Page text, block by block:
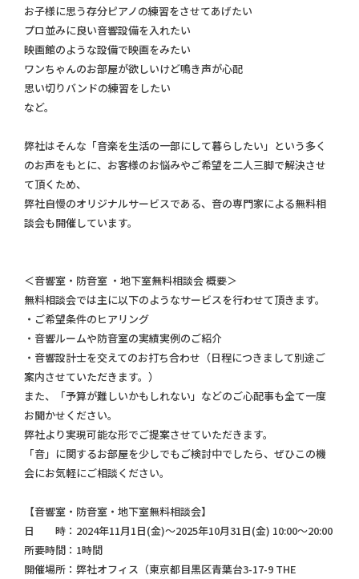
お子様に思う存分ピアノの練習をさせてあげたい
プロ並みに良い音響設備を入れたい
映画館のような設備で映画をみたい
ワンちゃんのお部屋が欲しいけど鳴き声が心配
思い切りバンドの練習をしたい
など。
弊社はそんな「音楽を生活の一部にして暮らしたい」という多く
のお声をもとに、お客様のお悩みやご希望を二人三脚で解決させ
て頂くため、
弊社自慢のオリジナルサービスである、音の専門家による無料相
談会も開催しています。
＜音響室・防音室 ・地下室無料相談会 概要＞
無料相談会では主に以下のようなサービスを行わせて頂きます。
・ご希望条件のヒアリング
・音響ルームや防音室の実績実例のご紹介
・音響設計士を交えてのお打ち合わせ（日程につきまして別途ご
案内させていただきます。）
また、「予算が難しいかもしれない」などのご心配事も全て一度
お聞かせください。
弊社より実現可能な形でご提案させていただきます。
「音」に関するお部屋を少しでもご検討中でしたら、ぜひこの機
会にお気軽にご相談ください。
【音響室・防音室・地下室無料相談会】
日 時：2024年11月1日(金)～2025年10月31日(金) 10:00～20:00
所要時間：1時間
開催場所：弊社オフィス（東京都目黒区青葉台3-17-9 THE